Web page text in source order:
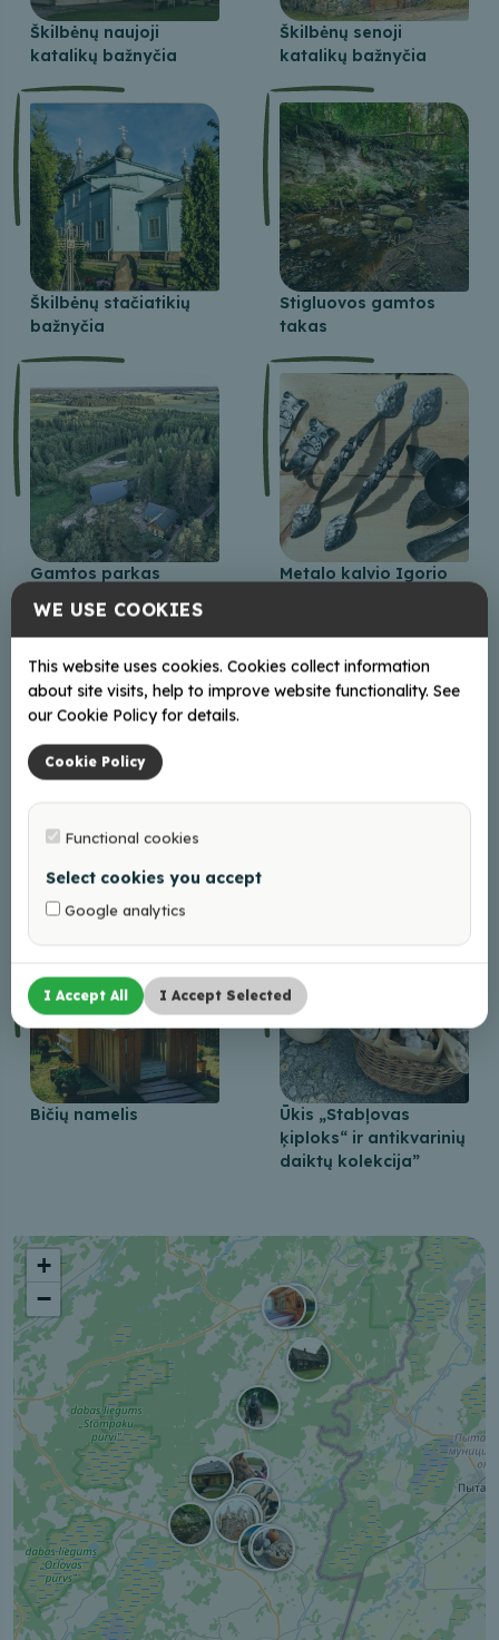
Škilbėnų naujoji
katalikų bažnyčia
Škilbėnų senoji
katalikų bažnyčia
Škilbėnų stačiatikių
bažnyčia
Stigluovos gamtos
takas
Gamtos parkas
Metalo kalvio Igorio
Alaus darykla „Rols
Ols“
Bičių namelis
Ūkis „Stabļovas
ķiploks“ ir antikvarinių
daiktų kolekcija”
+
−
WE USE COOKIES
This website uses cookies. Cookies collect information
about site visits, help to improve website functionality. See
our Cookie Policy for details.
Cookie Policy
Functional cookies
Select cookies you accept
Google analytics
I Accept All I Accept Selected